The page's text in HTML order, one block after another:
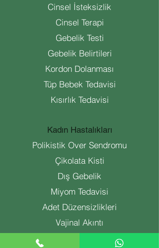
Cinsel İsteksizlik
Cinsel Terapi
Gebelik Testi
Gebelik Belirtileri
Kordon Dolanması
Tüp Bebek Tedavisi
Kısırlık Tedavisi
Kadın Hastalıkları
Polikistik Over Sendromu
Çikolata Kisti
Dış Gebelik
Miyom Tedavisi
Adet Düzensizlikleri
Vajinal Akıntı